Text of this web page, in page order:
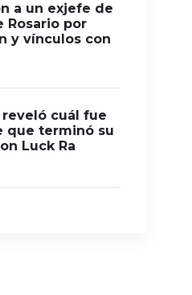
a un exjefe de
Rosario por
y vínculos con
reveló cuál fue
que terminó su
Luck Ra